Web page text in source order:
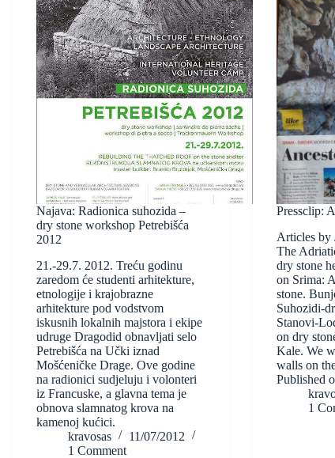
Najava: Radionica suhozida –
dry stone workshop Petrebišća
2012
21.-29.7. 2012. Treću godinu
zaredom će studenti arhitekture,
etnologije i krajobrazne
arhitekture pod vodstvom
iskusnih lokalnih majstora i ekipe
udruge Dragodid obnavljati selo
Petrebišća na Učki iznad
Mošćeničke Drage. Ove godine
na radionici sudjeluju i volonteri
iz Francuske, a glavna tema je
obnova slamnatog krova na
kamenoj kućici.
kravosas
11/07/2012
1 Comment
Pressclip:
Articles by
The
dry stone
on Srima:
stone.
Suhozidi-
Stanovi-
on dry
Kale. We
walls on
Published
1